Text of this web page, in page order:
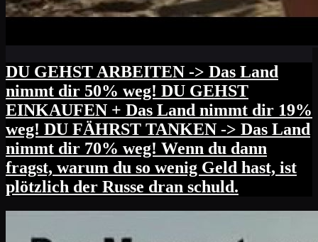
DU GEHST ARBEITEN -> Das Land
nimmt dir 50% weg! DU GEHST
EINKAUFEN + Das Land nimmt dir 19%
weg! DU FÄHRST TANKEN -> Das Land
nimmt dir 70% weg! Wenn du dann
fragst, warum du so wenig Geld hast, ist
plötzlich der Russe dran schuld.